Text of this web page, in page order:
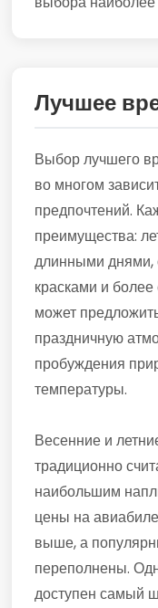
Лучшее
Выбор лучшего
во многом
предпочтений.
преимущества:
длинными днями,
красками и
может
праздничную
пробуждения
температуры.
Весенние и
традиционно
наибольшим
цены на
выше, а
переполнены.
доступен самый